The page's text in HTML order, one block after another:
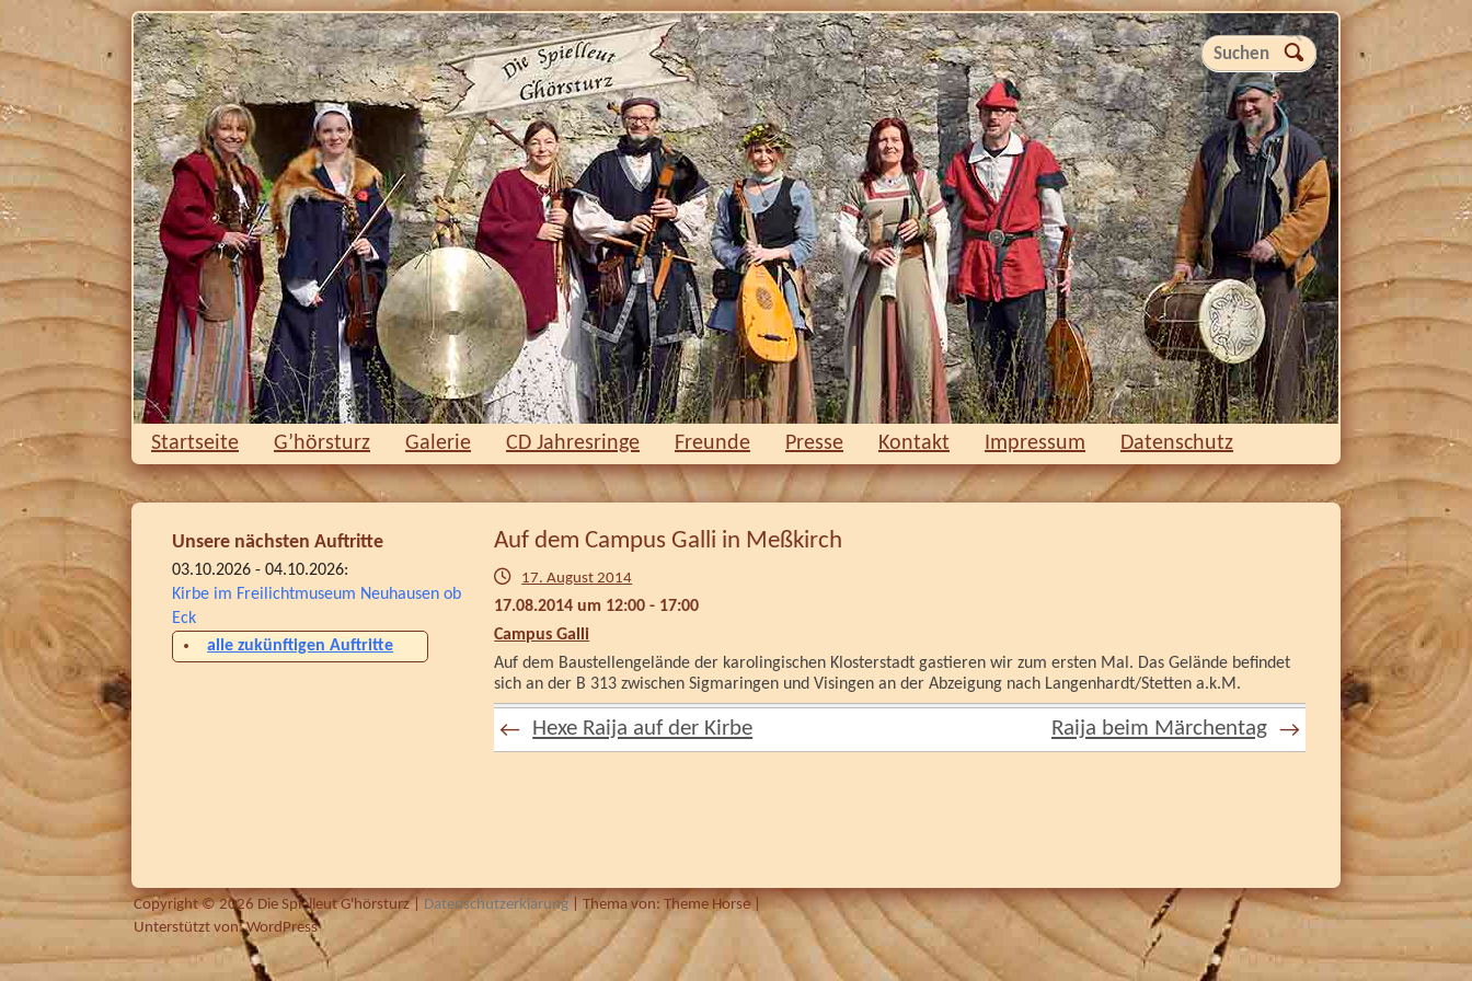
Suchen
Startseite G’hörsturz Galerie CD Jahresringe Freunde Presse Kontakt Impressum Datenschutz
Auf dem Campus Galli in Meßkirch
17. August 2014
17.08.2014 um 12:00 - 17:00
Campus Galli
Auf dem Baustellengelände der karolingischen Klosterstadt gastieren wir zum ersten Mal. Das Gelände befindet
sich an der B 313 zwischen Sigmaringen und Visingen an der Abzeigung nach Langenhardt/Stetten a.k.M.
← Hexe Raija auf der Kirbe Raija beim Märchentag →
Unsere nächsten Auftritte
03.10.2026 - 04.10.2026:
Kirbe im Freilichtmuseum Neuhausen ob
Eck
alle zukünftigen Auftritte
Copyright © 2026 Die Spielleut G'hörsturz| Datenschutzerklärung| Thema von: Theme Horse|
Unterstützt von:WordPress